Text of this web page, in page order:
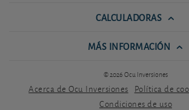
CALCULADORAS
MÁS INFORMACIÓN
© 2026 Ocu Inversiones
Acerca de Ocu Inversiones Política de
Condiciones de uso